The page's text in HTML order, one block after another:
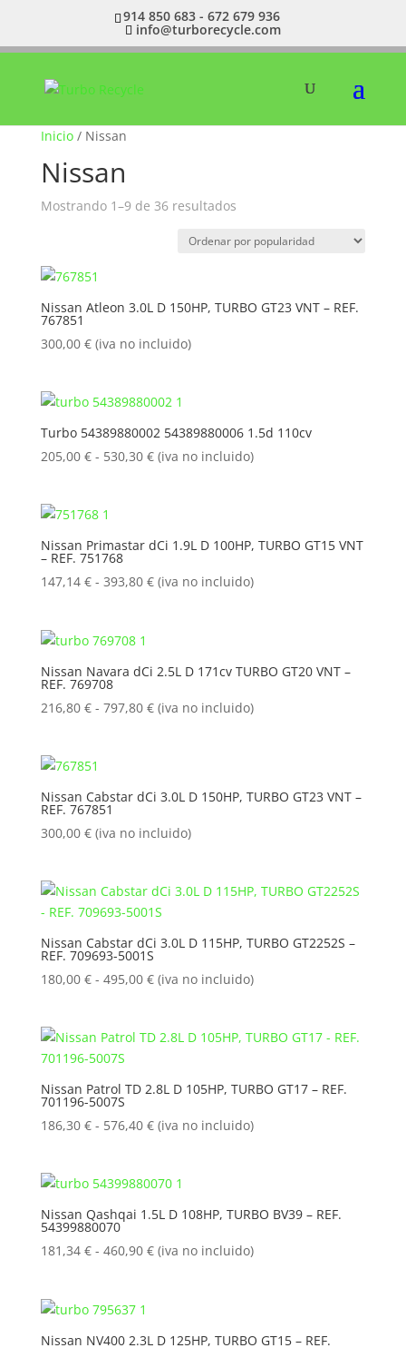
914 850 683 - 672 679 936
info@turborecycle.com
Inicio/ Nissan
Nissan
Mostrando 1–9 de 36 resultadosOrdenado
popularidad
Nissan Atleon 3.0L D 150HP, TURBO GT23 VNT – REF.
767851
300,00 € (iva no incluido)
Turbo 54389880002 54389880006 1.5d 110cv
205,00 € - 530,30 €Rango
205,00 €
530,30 €
(iva no incluido)
Nissan Primastar dCi 1.9L D 100HP, TURBO GT15 VNT
– REF. 751768
147,14 € - 393,80 €Rango
147,14 €
393,80 €
(iva no incluido)
Nissan Navara dCi 2.5L D 171cv TURBO GT20 VNT –
REF. 769708
216,80 € - 797,80 €Rango
216,80 €
797,80 €
(iva no incluido)
Nissan Cabstar dCi 3.0L D 150HP, TURBO GT23 VNT –
REF. 767851
300,00 € (iva no incluido)
Nissan Cabstar dCi 3.0L D 115HP, TURBO GT2252S –
REF. 709693-5001S
180,00 € - 495,00 €Rango
desde
hasta
(iva no incluido)
Nissan Patrol TD 2.8L D 105HP, TURBO GT17 – REF.
701196-5007S
186,30 € - 576,40 €Rango
desde
186,30 €
576,40 €
(iva no incluido)
Nissan Qashqai 1.5L D 108HP, TURBO BV39 – REF.
54399880070
181,34 € - 460,90 €Rango
181,34 €
(iva no incluido)
Nissan NV400 2.3L D 125HP, TURBO GT15 – REF.